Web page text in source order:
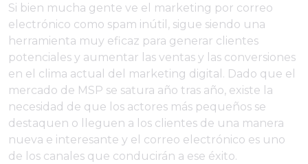
Si bien mucha gente ve el marketing por correo
electrónico como spam inútil, sigue siendo una
herramienta muy eficaz para generar clientes
potenciales y aumentar las ventas y las conversiones
en el clima actual del marketing digital. Dado que el
mercado de MSP se satura año tras año, existe la
necesidad de que los actores más pequeños se
destaquen o lleguen a los clientes de una manera
nueva e interesante y el correo electrónico es uno
de los canales que conducirán a ese éxito.